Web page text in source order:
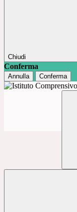
Chiudi
Conferma
Annulla Conferma